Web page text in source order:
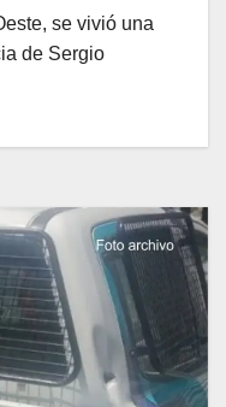
se vivió una
de Sergio